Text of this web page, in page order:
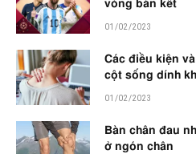
vòng bán kết
01/02/2023
Các điều kiện
cột sống dính
01/02/2023
Bàn chân đau
ở ngón chân